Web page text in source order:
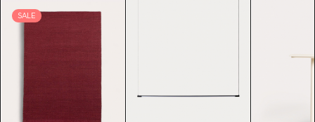
SALE